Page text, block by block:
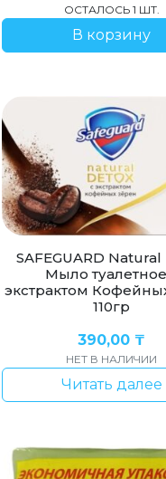
ОСТАЛОСЬ 1 ШТ.
В корзину
SAFEGUARD
Мыло
экстрактом
110гр
390,00 ₸
НЕТ В НАЛИЧИИ
Читать далее